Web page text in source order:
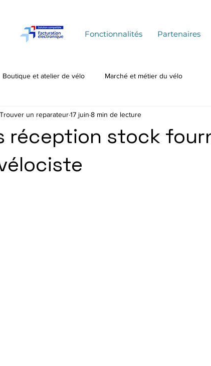
Fonctionnalités Partenaires
Boutique et atelier de vélo Marché et métier du vélo
réception stock
un reparateur17 juin 8 min de lecture